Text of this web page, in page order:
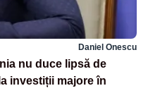
Daniel Onescu
nu duce lipsă de
investiții majore în